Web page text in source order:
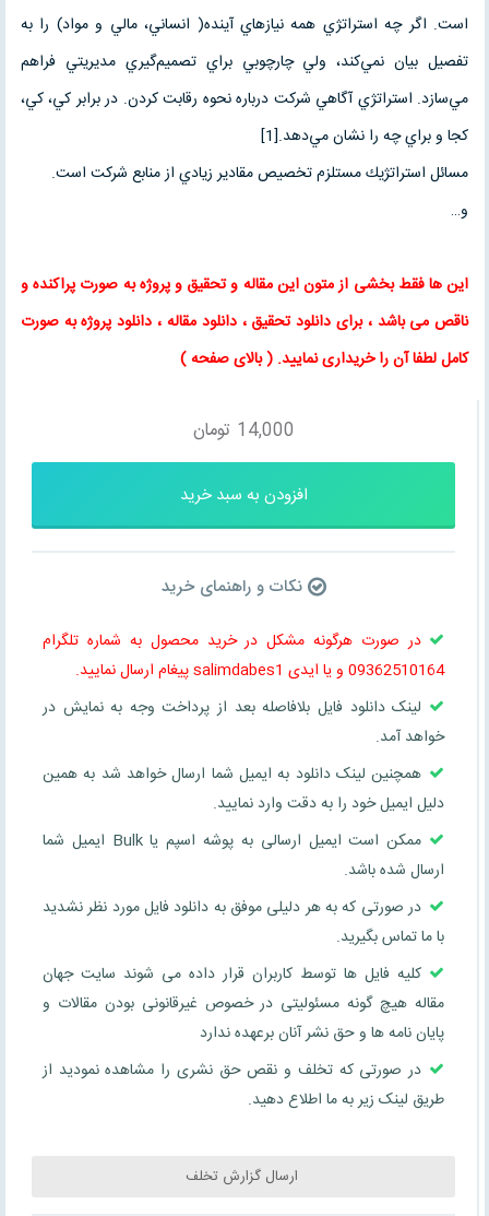
است. اگر چه استراتژي همه نيازهاي آينده( انساني، مالي و مواد) را به
تفصيل بيان نمي‌كند، ولي چارچوبي براي تصميم‌گيري مديريتي فراهم
مي‌سازد. استراتژي آگاهي شركت درباره نحوه رقابت كردن. در برابر كي، كي،
كجا و براي چه را نشان مي‌دهد.[1]
مسائل استراتژيك مستلزم تخصيص مقادير زيادي از منابع شركت است.
و…
این ها فقط بخشی از متون اینمقاله وتحقیق و پروژه به صورت پراکنده و
ناقص می باشد ، برای دانلود تحقیق ،دانلود مقاله ، دانلود پروژه به صورت
کامل لطفا آن را خریداری نمایید. (بالای صفحه)
14,000 تومان
افزودن به سبد خرید
نکات و راهنمای خرید
در صورت هرگونه مشکل در خرید محصول به شماره تلگرام
09362510164 و یا ایدی salimdabes1 پیغام ارسال نمایید.
لینک دانلود فایل بلافاصله بعد از پرداخت وجه به نمایش در
خواهد آمد.
همچنین لینک دانلود به ایمیل شما ارسال خواهد شد به همین
دلیل ایمیل خود را به دقت وارد نمایید.
ممکن است ایمیل ارسالی به پوشه اسپم یا Bulk ایمیل شما
ارسال شده باشد.
در صورتی که به هر دلیلی موفق به دانلود فایل مورد نظر نشدید
با ما تماس بگیرید.
کلیه فایل ها توسط کاربران قرار داده می شوند سایت جهان
مقاله هیچ گونه مسئولیتی در خصوص غیرقانونی بودن مقالات و
پایان نامه ها و حق نشر آنان برعهده ندارد
در صورتی که تخلف و نقص حق نشری را مشاهده نمودید از
طریق لینک زیر به ما اطلاع دهید.
ارسال گزارش تخلف